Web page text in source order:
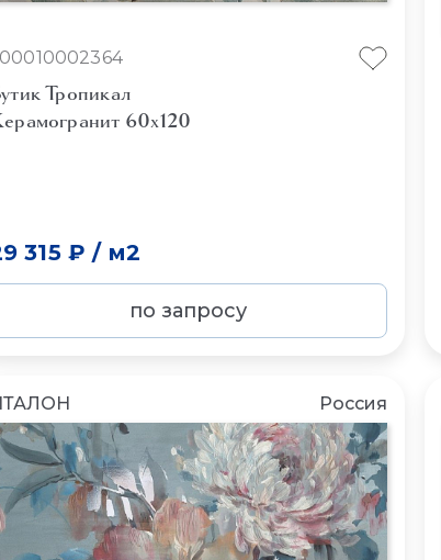
Тропикал
60x120
315 ₽ / м2
по запросу
Россия